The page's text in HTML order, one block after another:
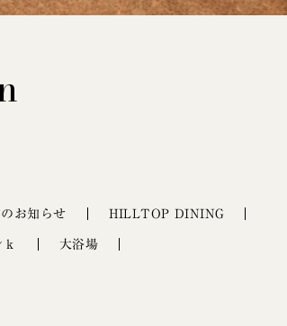
お知らせ HILLTOP DINING
大浴場